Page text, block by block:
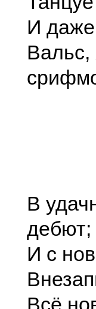
И даже
Вальс,
В
дебют;
И с
Всё